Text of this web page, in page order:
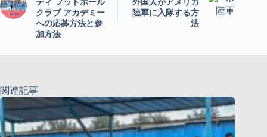
ティ フットボール
クラブ アカデミー
への応募方法と参
加方法
外国人がアメリカ
陸軍に入隊する方
法
関連記事